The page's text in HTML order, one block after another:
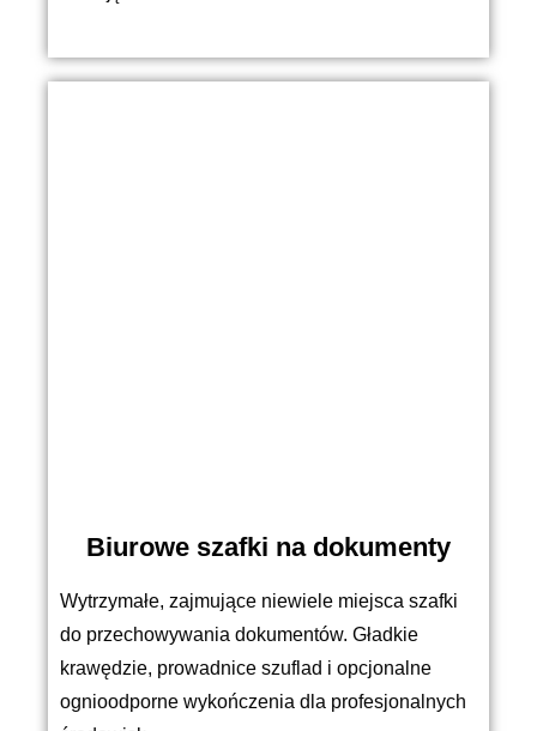
Biurowe szafki na dokumenty
Wytrzymałe, zajmujące niewiele miejsca szafki
do przechowywania dokumentów. Gładkie
krawędzie, prowadnice szuflad i opcjonalne
ognioodporne wykończenia dla profesjonalnych